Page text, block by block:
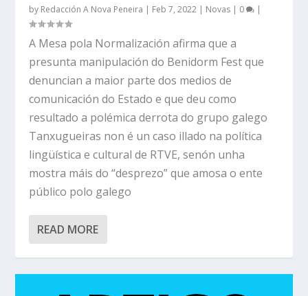
by Redacción A Nova Peneira | Feb 7, 2022 | Novas | 0 |
A Mesa pola Normalización afirma que a
presunta manipulación do Benidorm Fest que
denuncian a maior parte dos medios de
comunicación do Estado e que deu como
resultado a polémica derrota do grupo galego
Tanxugueiras non é un caso illado na política
lingüística e cultural de RTVE, senón unha
mostra máis do “desprezo” que amosa o ente
público polo galego
READ MORE